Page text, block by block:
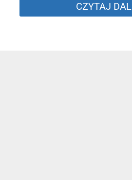
CZYTAJ